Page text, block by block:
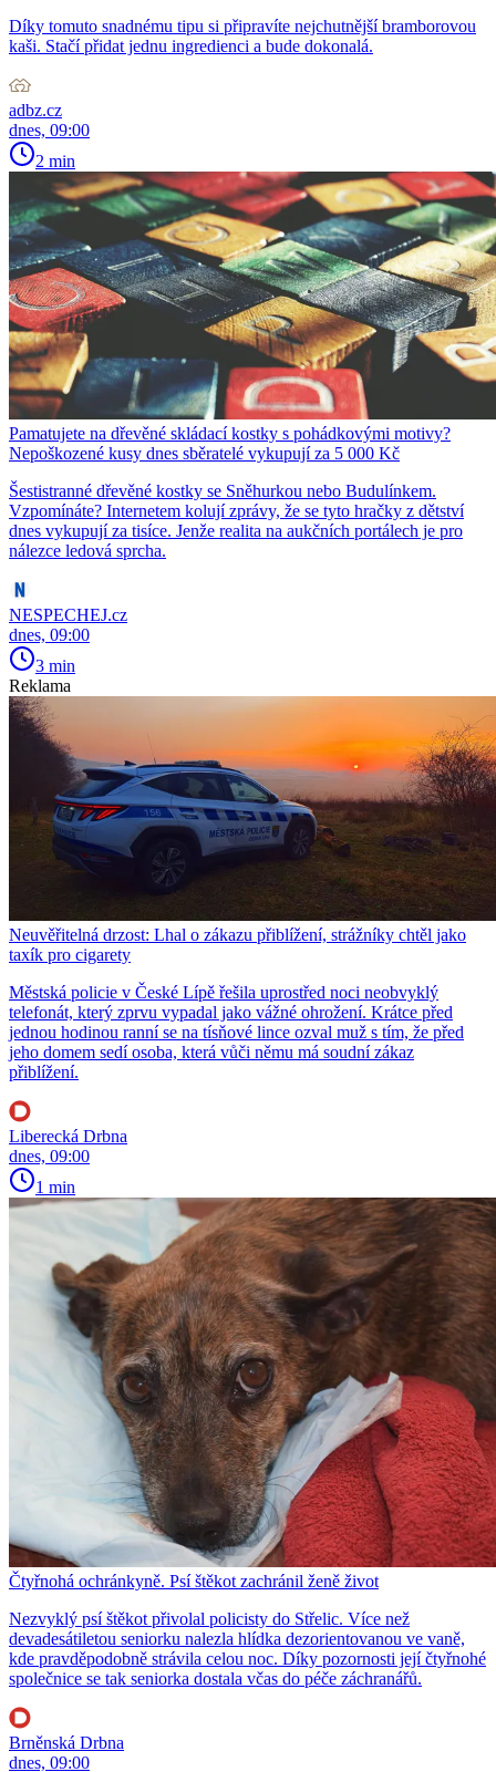
Díky tomuto snadnému tipu si připravíte nejchutnější bramborovou
kaši. Stačí přidat jednu ingredienci a bude dokonalá.
adbz.cz
dnes, 09:00
2 min
Pamatujete na dřevěné skládací kostky s pohádkovými motivy?
Nepoškozené kusy dnes sběratelé vykupují za 5 000 Kč
Šestistranné dřevěné kostky se Sněhurkou nebo Budulínkem.
Vzpomínáte? Internetem kolují zprávy, že se tyto hračky z dětství
dnes vykupují za tisíce. Jenže realita na aukčních portálech je pro
nálezce ledová sprcha.
NESPECHEJ.cz
dnes, 09:00
3 min
Reklama
Neuvěřitelná drzost: Lhal o zákazu přiblížení, strážníky chtěl jako
taxík pro cigarety
Městská policie v České Lípě řešila uprostřed noci neobvyklý
telefonát, který zprvu vypadal jako vážné ohrožení. Krátce před
jednou hodinou ranní se na tísňové lince ozval muž s tím, že před
jeho domem sedí osoba, která vůči němu má soudní zákaz
přiblížení.
Liberecká Drbna
dnes, 09:00
1 min
Čtyřnohá ochránkyně. Psí štěkot zachránil ženě život
Nezvyklý psí štěkot přivolal policisty do Střelic. Více než
devadesátiletou seniorku nalezla hlídka dezorientovanou ve vaně,
kde pravděpodobně strávila celou noc. Díky pozornosti její čtyřnohé
společnice se tak seniorka dostala včas do péče záchranářů.
Brněnská Drbna
dnes, 09:00